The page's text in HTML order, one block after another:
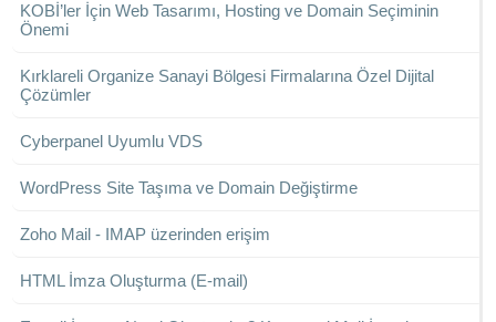
KOBİ’ler İçin Web Tasarımı, Hosting ve Domain Seçiminin
Önemi
Kırklareli Organize Sanayi Bölgesi Firmalarına Özel Dijital
Çözümler
Cyberpanel Uyumlu VDS
WordPress Site Taşıma ve Domain Değiştirme
Zoho Mail - IMAP üzerinden erişim
HTML İmza Oluşturma (E-mail)